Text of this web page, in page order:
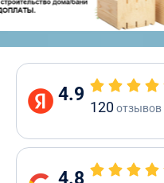
4.9
120отзывов
4.8